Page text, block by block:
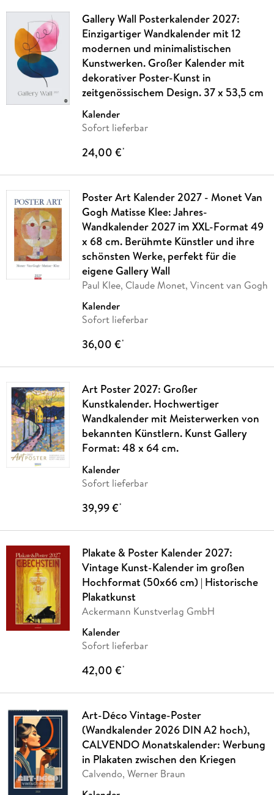
Gallery Wall Posterkalender 2027:
Einzigartiger Wandkalender mit 12
modernen und minimalistischen
Kunstwerken. Großer Kalender mit
dekorativer Poster-Kunst in
zeitgenössischem Design. 37 x 53,5 cm
Kalender
Sofort lieferbar
24,00 €*
Poster Art Kalender 2027 - Monet Van
Gogh Matisse Klee: Jahres-
Wandkalender 2027 im XXL-Format 49
x 68 cm. Berühmte Künstler und ihre
schönsten Werke, perfekt für die
eigene Gallery Wall
Paul Klee, Claude Monet, Vincent van Gogh
Kalender
Sofort lieferbar
36,00 €*
Art Poster 2027: Großer
Kunstkalender. Hochwertiger
Wandkalender mit Meisterwerken von
bekannten Künstlern. Kunst Gallery
Format: 48 x 64 cm.
Kalender
Sofort lieferbar
39,99 €*
Plakate & Poster Kalender 2027:
Vintage Kunst-Kalender im großen
Hochformat (50x66 cm) | Historische
Plakatkunst
Ackermann Kunstverlag GmbH
Kalender
Sofort lieferbar
42,00 €*
Art-Déco Vintage-Poster
(Wandkalender 2026 DIN A2 hoch),
CALVENDO Monatskalender: Werbung
in Plakaten zwischen den Kriegen
Calvendo, Werner Braun